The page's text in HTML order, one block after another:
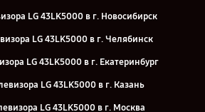
LG 43LK5000 в г. Новосибирск
LG 43LK5000 в г. Челябинск
LG 43LK5000 в г. Екатеринбург
LG 43LK5000 в г. Казань
LG 43LK5000 в г. Москва